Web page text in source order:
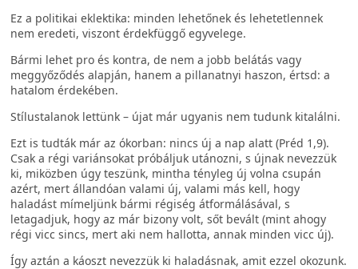
Ez a politikai eklektika: minden lehetőnek és lehetetlennek
nem eredeti, viszont érdekfüggő egyvelege.
Bármi lehet pro és kontra, de nem a jobb belátás vagy
meggyőződés alapján, hanem a pillanatnyi haszon, értsd: a
hatalom érdekében.
Stílustalanok lettünk – újat már ugyanis nem tudunk kitalálni.
Ezt is tudták már az ókorban: nincs új a nap alatt (Préd 1,9).
Csak a régi variánsokat próbáljuk utánozni, s újnak nevezzük
ki, miközben úgy teszünk, mintha tényleg új volna csupán
azért, mert állandóan valami új, valami más kell, hogy
haladást mímeljünk bármi régiség átformálásával, s
letagadjuk, hogy az már bizony volt, sőt bevált (mint ahogy
régi vicc sincs, mert aki nem hallotta, annak minden vicc új).
Így aztán a káoszt nevezzük ki haladásnak, amit ezzel okozunk.